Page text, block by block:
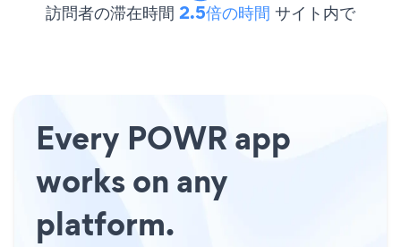
訪問者の滞在時間 2.5倍の時間 サイト内で
Every POWR app
works on any
platform.